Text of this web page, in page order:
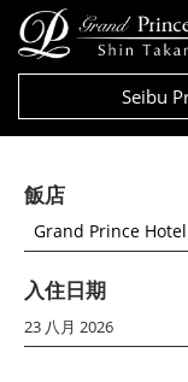
Seibu
飯店
Grand Prince
入住日期